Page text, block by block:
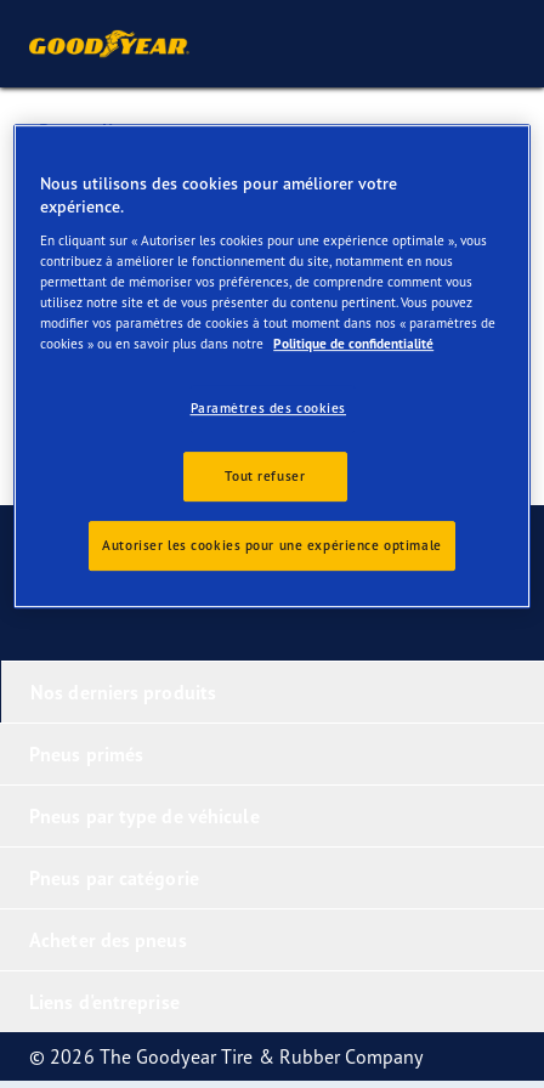
Retour liste
GARAGE BUTTIENS
Services disponibles en ligne et en magasin
Contact Services
Contactez-nous
© 2026 The Goodyear Tire & Rubber Company
Nous utilisons des cookies pour améliorer votre
expérience.
En cliquant sur « Autoriser les cookies pour une expérience optimale », vous
contribuez à améliorer le fonctionnement du site, notamment en nous
permettant de mémoriser vos préférences, de comprendre comment vous
utilisez notre site et de vous présenter du contenu pertinent. Vous pouvez
modifier vos paramètres de cookies à tout moment dans nos « paramètres de
cookies » ou en savoir plus dans notre Politique de confidentialité
Paramètres des cookies
Tout refuser
Autoriser les cookies pour une expérience optimale